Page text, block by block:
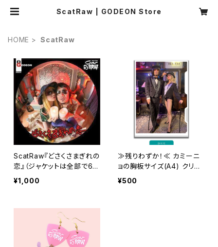
ScatRaw | GODEON Store
HOME ScatRaw
ScatRaw『どさくさまぎれの
恋』（ジャケットは全部で6種
類！）
¥1,000
≫残りわずか！≪ カミーニ
ョの胸板サイズ(A4) クリア
ファイル-キャバレーver.
¥500